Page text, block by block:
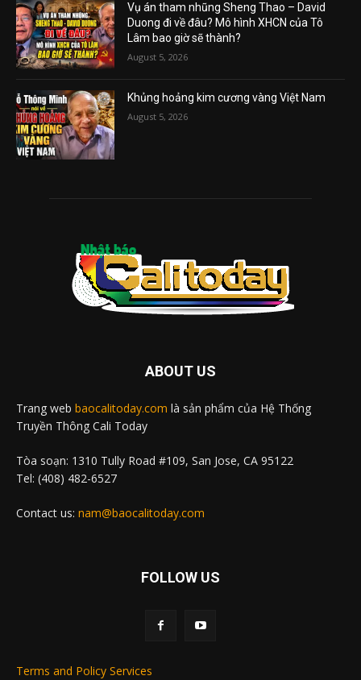
Vụ án tham nhũng Sheng Thao – David
Duong đi về đâu? Mô hình XHCN của Tô
Lâm bao giờ sẽ thành?
August 5, 2026
Khủng hoảng kim cương vàng Việt Nam
August 5, 2026
ABOUT US
Trang web baocalitoday.com là sản phẩm của Hệ Thống
Truyền Thông Cali Today
Tòa soạn: 1310 Tully Road #109, San Jose, CA 95122
Tel: (408) 482-6527
Contact us: nam@baocalitoday.com
FOLLOW US
Terms and Policy Services